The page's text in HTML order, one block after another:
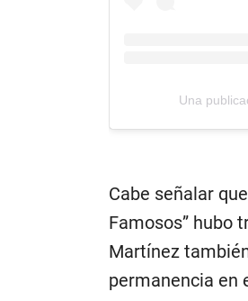
Una
Cabe señalar
Famosos” hubo
Martínez
permanencia en